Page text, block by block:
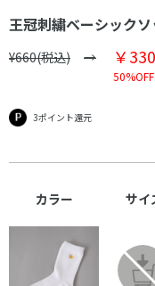
王冠刺繍ベーシック
¥660(税込) ￥330
50%OFF
3ポイント還元
カラー サイ